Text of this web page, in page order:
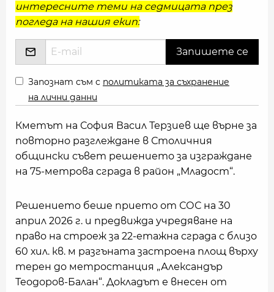
интересните теми на седмицата през
погледа на нашия екип:
Запознат съм с политиката за съхранение
на лични данни
Кметът на София Васил Терзиев ще върне за
повторно разглеждане в Столичния
общински съвет решението за изграждане
на 75-метрова сграда в район „Младост“.
Решението беше прието от СОС на 30
април 2026 г. и предвижда учредяване на
право на строеж за 22-етажна сграда с близо
60 хил. кв. м разгъната застроена площ върху
терен до метростанция „Александър
Теодоров-Балан“. Докладът е внесен от